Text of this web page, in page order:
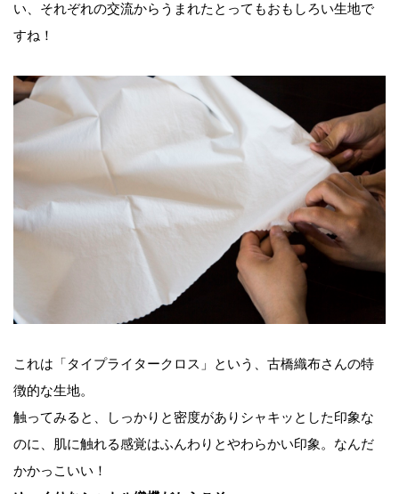
い、それぞれの交流からうまれたとってもおもしろい生地で
すね！
これは「タイプライタークロス」という、古橋織布さんの特
徴的な生地。
触ってみると、しっかりと密度がありシャキッとした印象な
のに、肌に触れる感覚はふんわりとやわらかい印象。なんだ
かかっこいい！